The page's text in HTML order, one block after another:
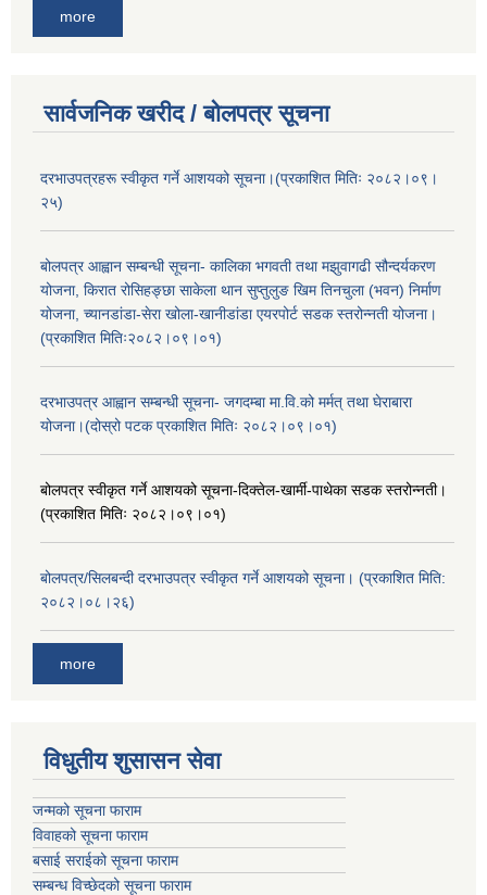
more
सार्वजनिक खरीद / बोलपत्र सूचना
दरभाउपत्रहरू स्वीकृत गर्ने आशयको सूचना।(प्रकाशित मितिः २०८२।०९।
२५)
बोलपत्र आह्वान सम्बन्धी सूचना- कालिका भगवती तथा मझुवागढी सौन्दर्यकरण
योजना, किरात रोसिहङ्छा साकेला थान सुप्तुलुङ खिम तिनचुला (भवन) निर्माण
योजना, च्यानडांडा-सेरा खोला-खानीडांडा एयरपोर्ट सडक स्तरोन्नती योजना।
(प्रकाशित मितिः२०८२।०९।०१)
दरभाउपत्र आह्वान सम्बन्धी सूचना- जगदम्बा मा.वि.को मर्मत् तथा घेराबारा
योजना।(दोस्रो पटक प्रकाशित मितिः २०८२।०९।०१)
बोलपत्र स्वीकृत गर्ने आशयको सूचना-दिक्तेल-खार्मी-पाथेका सडक स्तरोन्नती।
(प्रकाशित मितिः २०८२।०९।०१)
बोलपत्र/सिलबन्दी दरभाउपत्र स्वीकृत गर्ने आशयको सूचना। (प्रकाशित मिति:
२०८२।०८।२६)
more
विधुतीय शुसासन सेवा
जन्मको सूचना फाराम
विवाहको सूचना फाराम
बसाई सराईको सूचना फाराम
सम्बन्ध विच्छेदको सूचना फाराम